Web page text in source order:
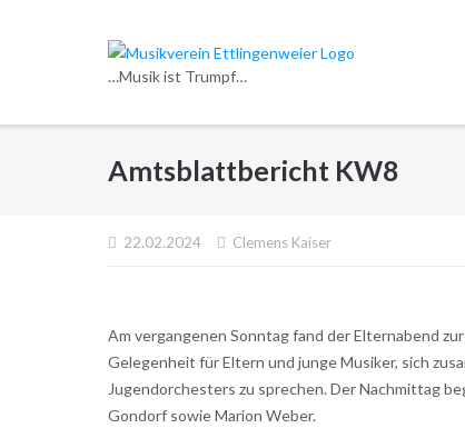
…Musik ist Trumpf…
Amtsblattbericht KW8
22.02.2024 Clemens Kaiser
Am vergangenen Sonntag fand der Elternabend
Gelegenheit für Eltern und junge Musiker, sich
Jugendorchesters zu sprechen. Der Nachmittag
Gondorf sowie Marion Weber.